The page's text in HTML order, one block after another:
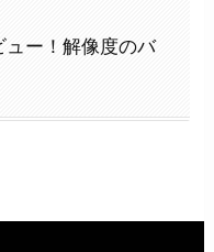
ュー！解像度のバ